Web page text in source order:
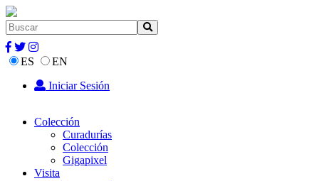
ES
EN
Iniciar Sesión
Colección
Curadurías
Colección
Gigapixel
Visita